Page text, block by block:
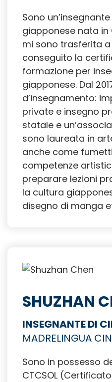
Sono
giapponese nata in
mi sono trasferita a
conseguito la
formazione per
giapponese. Dal
d’insegnamento:
private e insegno
statale e
sono laureata in
anche come
competenze
preparare lezioni
la cultura
disegno di manga
SHUZHAN
INSEGNANTE DI
MADRELINGUA
Sono in possesso
CTCSOL